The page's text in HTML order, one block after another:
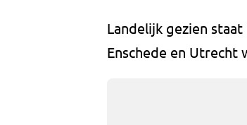
Landelijk gezien
Enschede en